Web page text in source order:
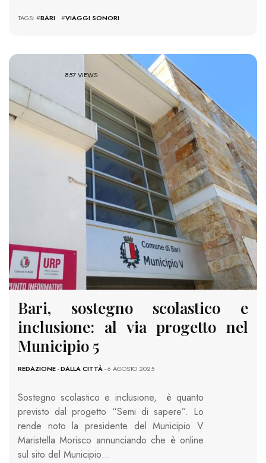
TAGS: #BARI #VIAGGI SONORI
857 VIEWS
Bari, sostegno scolastico e
inclusione: al via progetto nel
Municipio 5
REDAZIONE-DALLA CITTÀ- 6 AGOSTO 2025
Sostegno scolastico e inclusione, è quanto
previsto dal progetto “Semi di sapere”. Lo
rende noto la presidente del Municipio V
Maristella Morisco annunciando che è online
sul sito del Municipio…